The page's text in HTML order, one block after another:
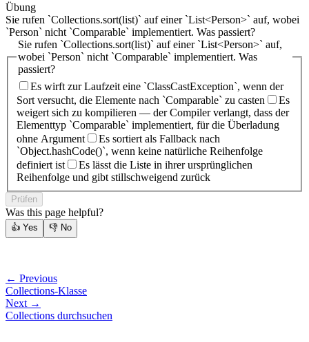
Übung
Sie rufen `Collections.sort(list)` auf einer `List<Person>` auf, wobei
`Person` nicht `Comparable` implementiert. Was passiert?
Sie rufen `Collections.sort(list)` auf einer `List<Person>` auf,
wobei `Person` nicht `Comparable` implementiert. Was
passiert?
Es wirft zur Laufzeit eine `ClassCastException`, wenn der
Sort versucht, die Elemente nach `Comparable` zu casten
Es
weigert sich zu kompilieren — der Compiler verlangt, dass der
Elementtyp `Comparable` implementiert, für die Überladung
ohne Argument
Es sortiert als Fallback nach
`Object.hashCode()`, wenn keine natürliche Reihenfolge
definiert ist
Es lässt die Liste in ihrer ursprünglichen
Reihenfolge und gibt stillschweigend zurück
Prüfen
Was this page helpful?
👍 Yes 👎 No
← Previous
Collections-Klasse
Next →
Collections durchsuchen